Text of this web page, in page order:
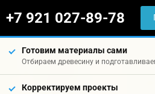
+7 921 027-89-78
Готовим материалы сами
Отбираем древесину и
Корректируем проекты